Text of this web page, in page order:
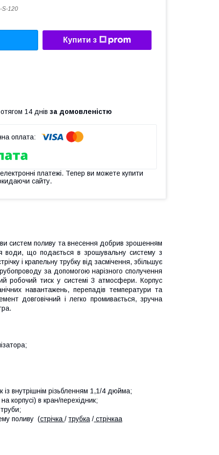
S-120
Купити з
14 днів за домовленістю
платежі. Тепер ви можете купити
сайту.
систем поливу та внесення добрив зрошенням
води, що подається в зрошувальну систему з
і крапельну трубку від засмічення, збільшує
за допомогою нарізного сполучення
робочий тиск у системі 3 атмосфери. Корпус
навантажень, перепадів температури та
довговічний і легко промивається, зручна
із внутрішнім різьбленням 1,1/4 дюйма;
корпусі) в кран/перехідник;
поливу (стрічка / трубка / стрічкаа